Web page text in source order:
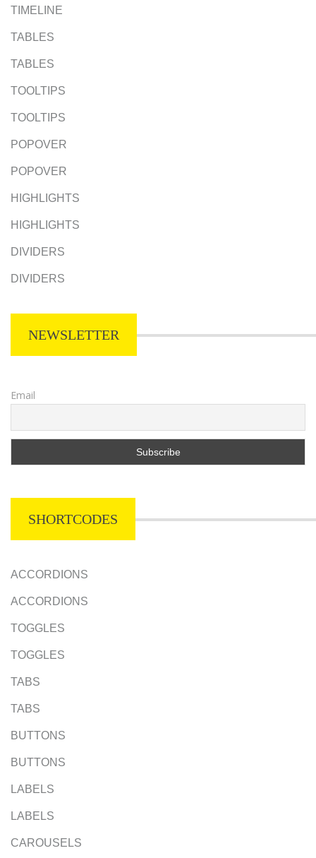
TIMELINE
TABLES
TABLES
TOOLTIPS
TOOLTIPS
POPOVER
POPOVER
HIGHLIGHTS
HIGHLIGHTS
DIVIDERS
DIVIDERS
NEWSLETTER
Email
SHORTCODES
ACCORDIONS
ACCORDIONS
TOGGLES
TOGGLES
TABS
TABS
BUTTONS
BUTTONS
LABELS
LABELS
CAROUSELS